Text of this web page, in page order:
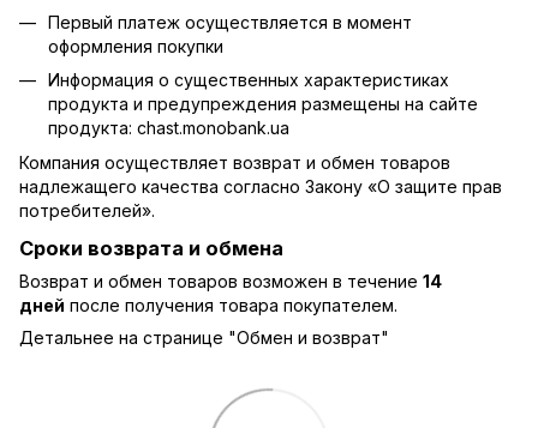
Первый платеж осуществляется в момент
оформления покупки
Информация о существенных характеристиках
продукта и предупреждения размещены на сайте
продукта: chast.monobank.ua
Компания осуществляет возврат и обмен товаров
надлежащего качества согласно Закону «О защите прав
потребителей».
Сроки возврата и обмена
Возврат и обмен товаров возможен в течение 14
дней после получения товара покупателем.
Детальнее на странице "Обмен и возврат"